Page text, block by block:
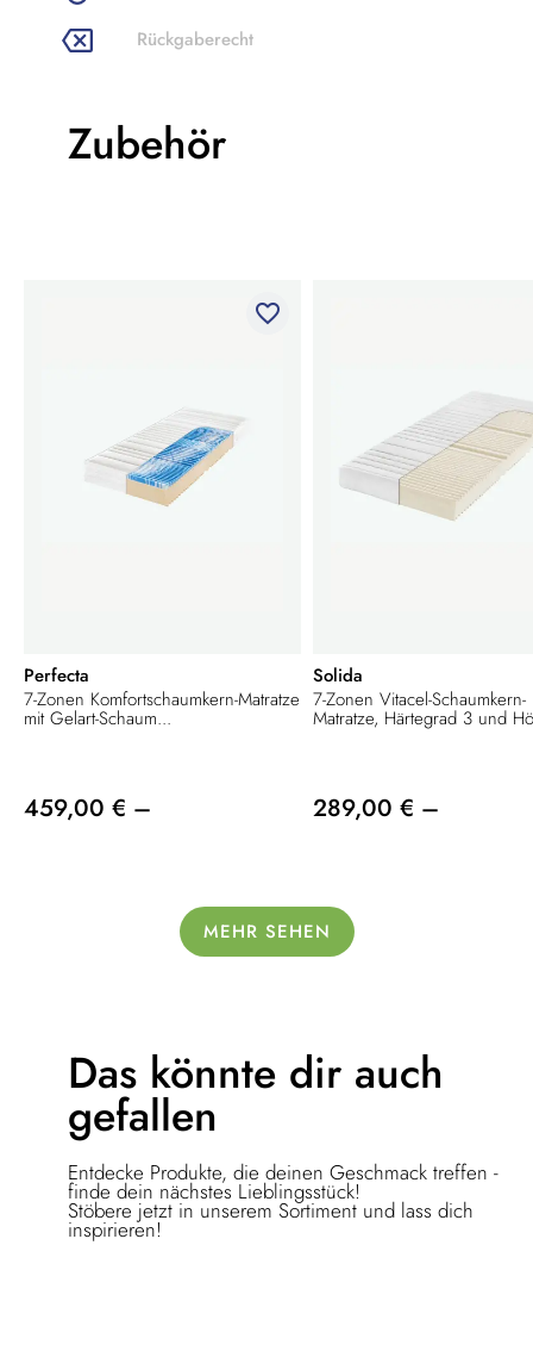
Rückgaberecht
Zubehör
favorite_border
Perfecta
7-Zonen Komfortschaumkern-Matratze
mit Gelart-Schaum...
459,00 € –
Solida
7-Zonen Vitacel-Schaumkern-
Matratze, Härtegrad 3 und
289,00 € –
MEHR SEHEN
Das könnte dir auch
gefallen
Entdecke Produkte, die deinen Geschmack treffen -
finde dein nächstes Lieblingsstück!
Stöbere jetzt in unserem Sortiment und lass dich
inspirieren!